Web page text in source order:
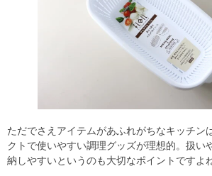
ただでさえアイテムがあふれがちなキッチン
クトで使いやすい調理グッズが理想的。扱い
納しやすいというのも大切なポイントですよ